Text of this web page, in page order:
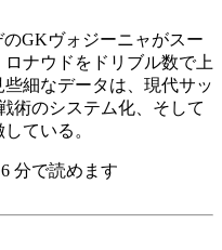
GKヴォジーニャがスー
ナウドをドリブル数で上
細なデータは、現代サッ
術のシステム化、そして
ている。
6 分で読めます